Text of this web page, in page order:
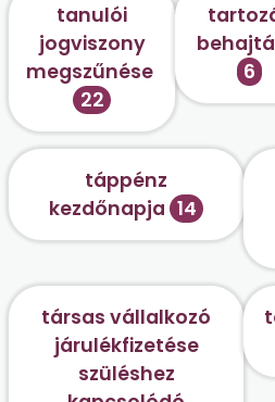
tanulói
jogviszony
megszűnése
22
6
táppénz
kezdőnapja 14
társas vállalkozó
járulékfizetése
szüléshez